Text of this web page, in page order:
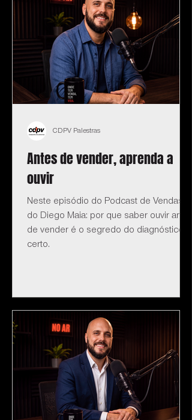
Antes de vender, aprenda a
ouvir
Neste episódio do Podcast de Vendas
do Diego Maia: por que saber ouvir antes
de vender é o segredo do diagnóstico
certo.
CDPV Palestras